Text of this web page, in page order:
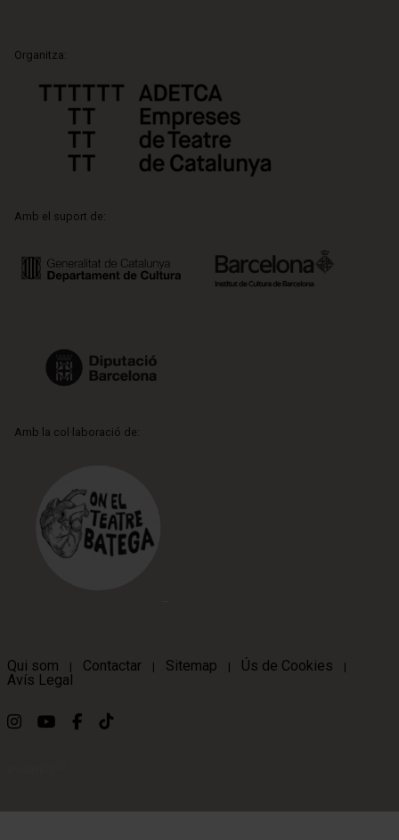
Organitza:
Amb el suport de:
Amb la col·laboració de:
Qui som | Contactar | Sitemap | Ús de Cookies |
Avís Legal
Link a instagram
Link a youtube
Link a facebook
Link a ticktok